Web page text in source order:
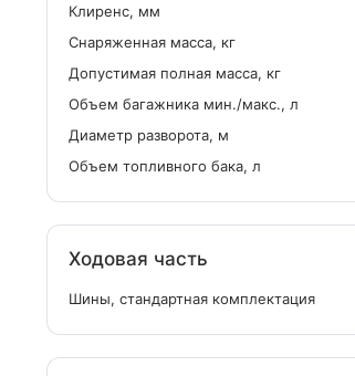
Клиренс, мм
Снаряженная масса, кг
Допустимая полная масса, кг
Объем багажника мин./макс., л
Диаметр разворота, м
Объем топливного бака, л
Ходовая часть
Шины, стандартная комплектация